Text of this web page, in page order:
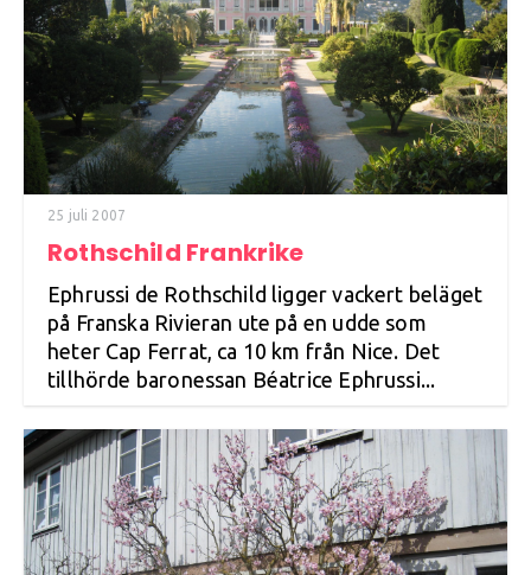
25 juli 2007
Rothschild Frankrike
Ephrussi de Rothschild ligger vackert beläget
på Franska Rivieran ute på en udde som
heter Cap Ferrat, ca 10 km från Nice. Det
tillhörde baronessan Béatrice Ephrussi...